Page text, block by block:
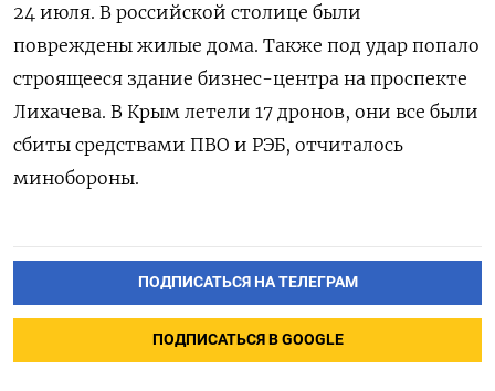
24 июля. В российской столице были
повреждены жилые дома. Также под удар попало
строящееся здание бизнес-центра на проспекте
Лихачева. В Крым летели 17 дронов, они все были
сбиты средствами ПВО и РЭБ, отчиталось
минобороны.
ПОДПИСАТЬСЯ НА ТЕЛЕГРАМ
ПОДПИСАТЬСЯ В GOOGLE